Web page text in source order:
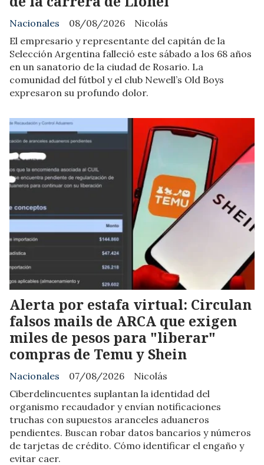
Nicolás
Nacionales
08/08/2026
El empresario y representante del capitán de la
Selección Argentina falleció este sábado a los 68 años
en un sanatorio de la ciudad de Rosario. La
comunidad del fútbol y el club Newell’s Old Boys
expresaron su profundo dolor.
Alerta por estafa virtual: Circulan
falsos mails de ARCA que exigen
miles de pesos para "liberar"
compras de Temu y Shein
Nicolás
Nacionales
07/08/2026
Ciberdelincuentes suplantan la identidad del
organismo recaudador y envían notificaciones
truchas con supuestos aranceles aduaneros
pendientes. Buscan robar datos bancarios y números
de tarjetas de crédito. Cómo identificar el engaño y
evitar caer.